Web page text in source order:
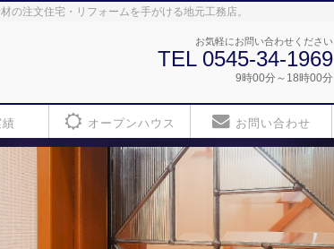
の注文住宅・リフォームを手がける地元工務店。
お気軽にお問い合わせください
TEL 0545-34-1969
9時00分～18時00分
オープンハウス お問い合わせ